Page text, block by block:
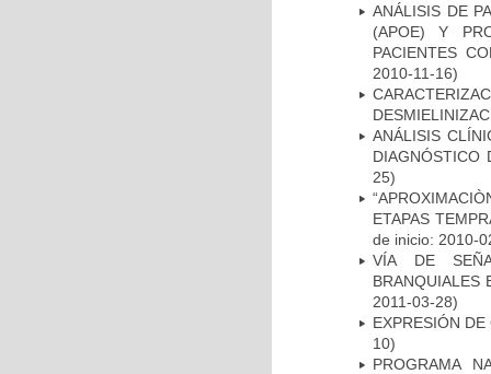
ANÁLISIS DE
(APOE) Y
PACIENTES
2010-11-16)
ANÁLISIS
DIAGNÓSTICO
25)
ETAPAS
de inicio: 2010-
VÍA DE
BRANQUIALES
2011-03-28)
EXPRESIÓN
10)
PROGRAMA